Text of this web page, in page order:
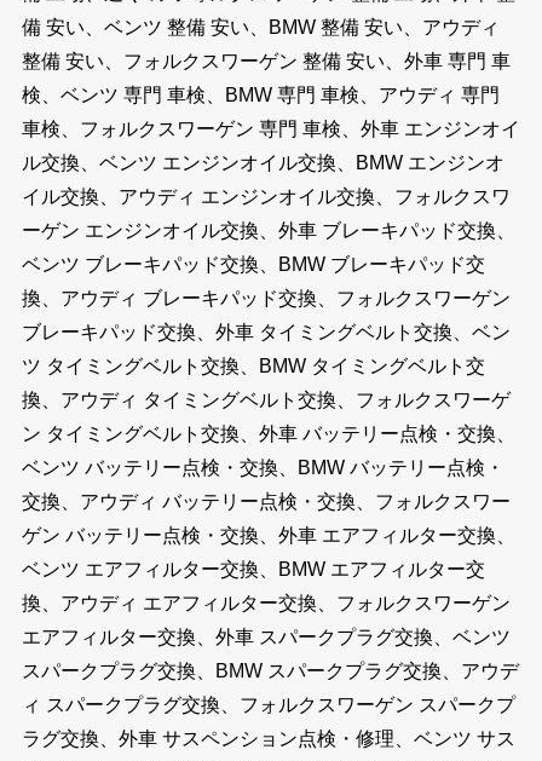
備 安い、ベンツ 整備 安い、BMW 整備 安い、アウディ
整備 安い、フォルクスワーゲン 整備 安い、外車 専門 車
検、ベンツ 専門 車検、BMW 専門 車検、アウディ 専門
車検、フォルクスワーゲン 専門 車検、外車 エンジンオイ
ル交換、ベンツ エンジンオイル交換、BMW エンジンオ
イル交換、アウディ エンジンオイル交換、フォルクスワ
ーゲン エンジンオイル交換、外車 ブレーキパッド交換、
ベンツ ブレーキパッド交換、BMW ブレーキパッド交
換、アウディ ブレーキパッド交換、フォルクスワーゲン
ブレーキパッド交換、外車 タイミングベルト交換、ベン
ツ タイミングベルト交換、BMW タイミングベルト交
換、アウディ タイミングベルト交換、フォルクスワーゲ
ン タイミングベルト交換、外車 バッテリー点検・交換、
ベンツ バッテリー点検・交換、BMW バッテリー点検・
交換、アウディ バッテリー点検・交換、フォルクスワー
ゲン バッテリー点検・交換、外車 エアフィルター交換、
ベンツ エアフィルター交換、BMW エアフィルター交
換、アウディ エアフィルター交換、フォルクスワーゲン
エアフィルター交換、外車 スパークプラグ交換、ベンツ
スパークプラグ交換、BMW スパークプラグ交換、アウデ
ィ スパークプラグ交換、フォルクスワーゲン スパークプ
ラグ交換、外車 サスペンション点検・修理、ベンツ サス